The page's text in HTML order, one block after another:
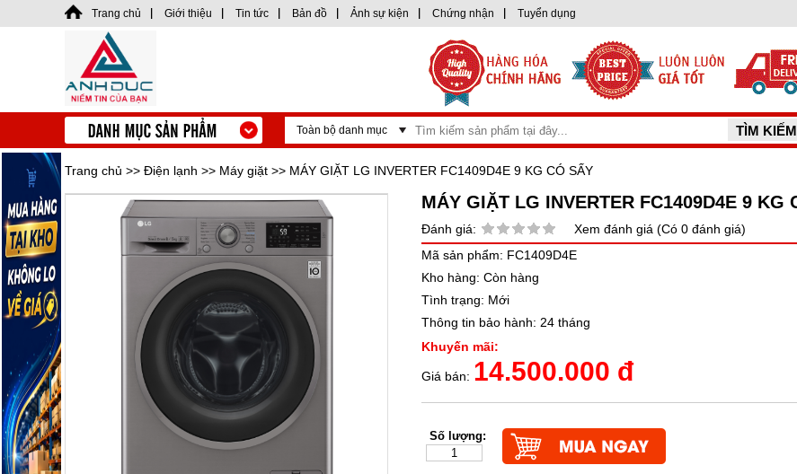
Trang chủ Giới thiệu Tin tức Bản đồ Ảnh sự kiện Chứng nhận Tuyển dụng
Toàn bộ danh mục
Trang chủ >> Điện lạnh >> Máy giặt >> MÁY GIẶT LG INVERTER FC1409D4E 9 KG CÓ SẤY
MÁY GIẶT LG INVERTER FC1409D4E 9 KG
Đánh giá:
Xem đánh giá (Có 0 đánh giá)
Mã sản phẩm: FC1409D4E
Kho hàng: Còn hàng
Tình trạng: Mới
Thông tin bảo hành: 24 tháng
Khuyến mãi:
Giá bán: 14.500.000 đ
Số lượng: